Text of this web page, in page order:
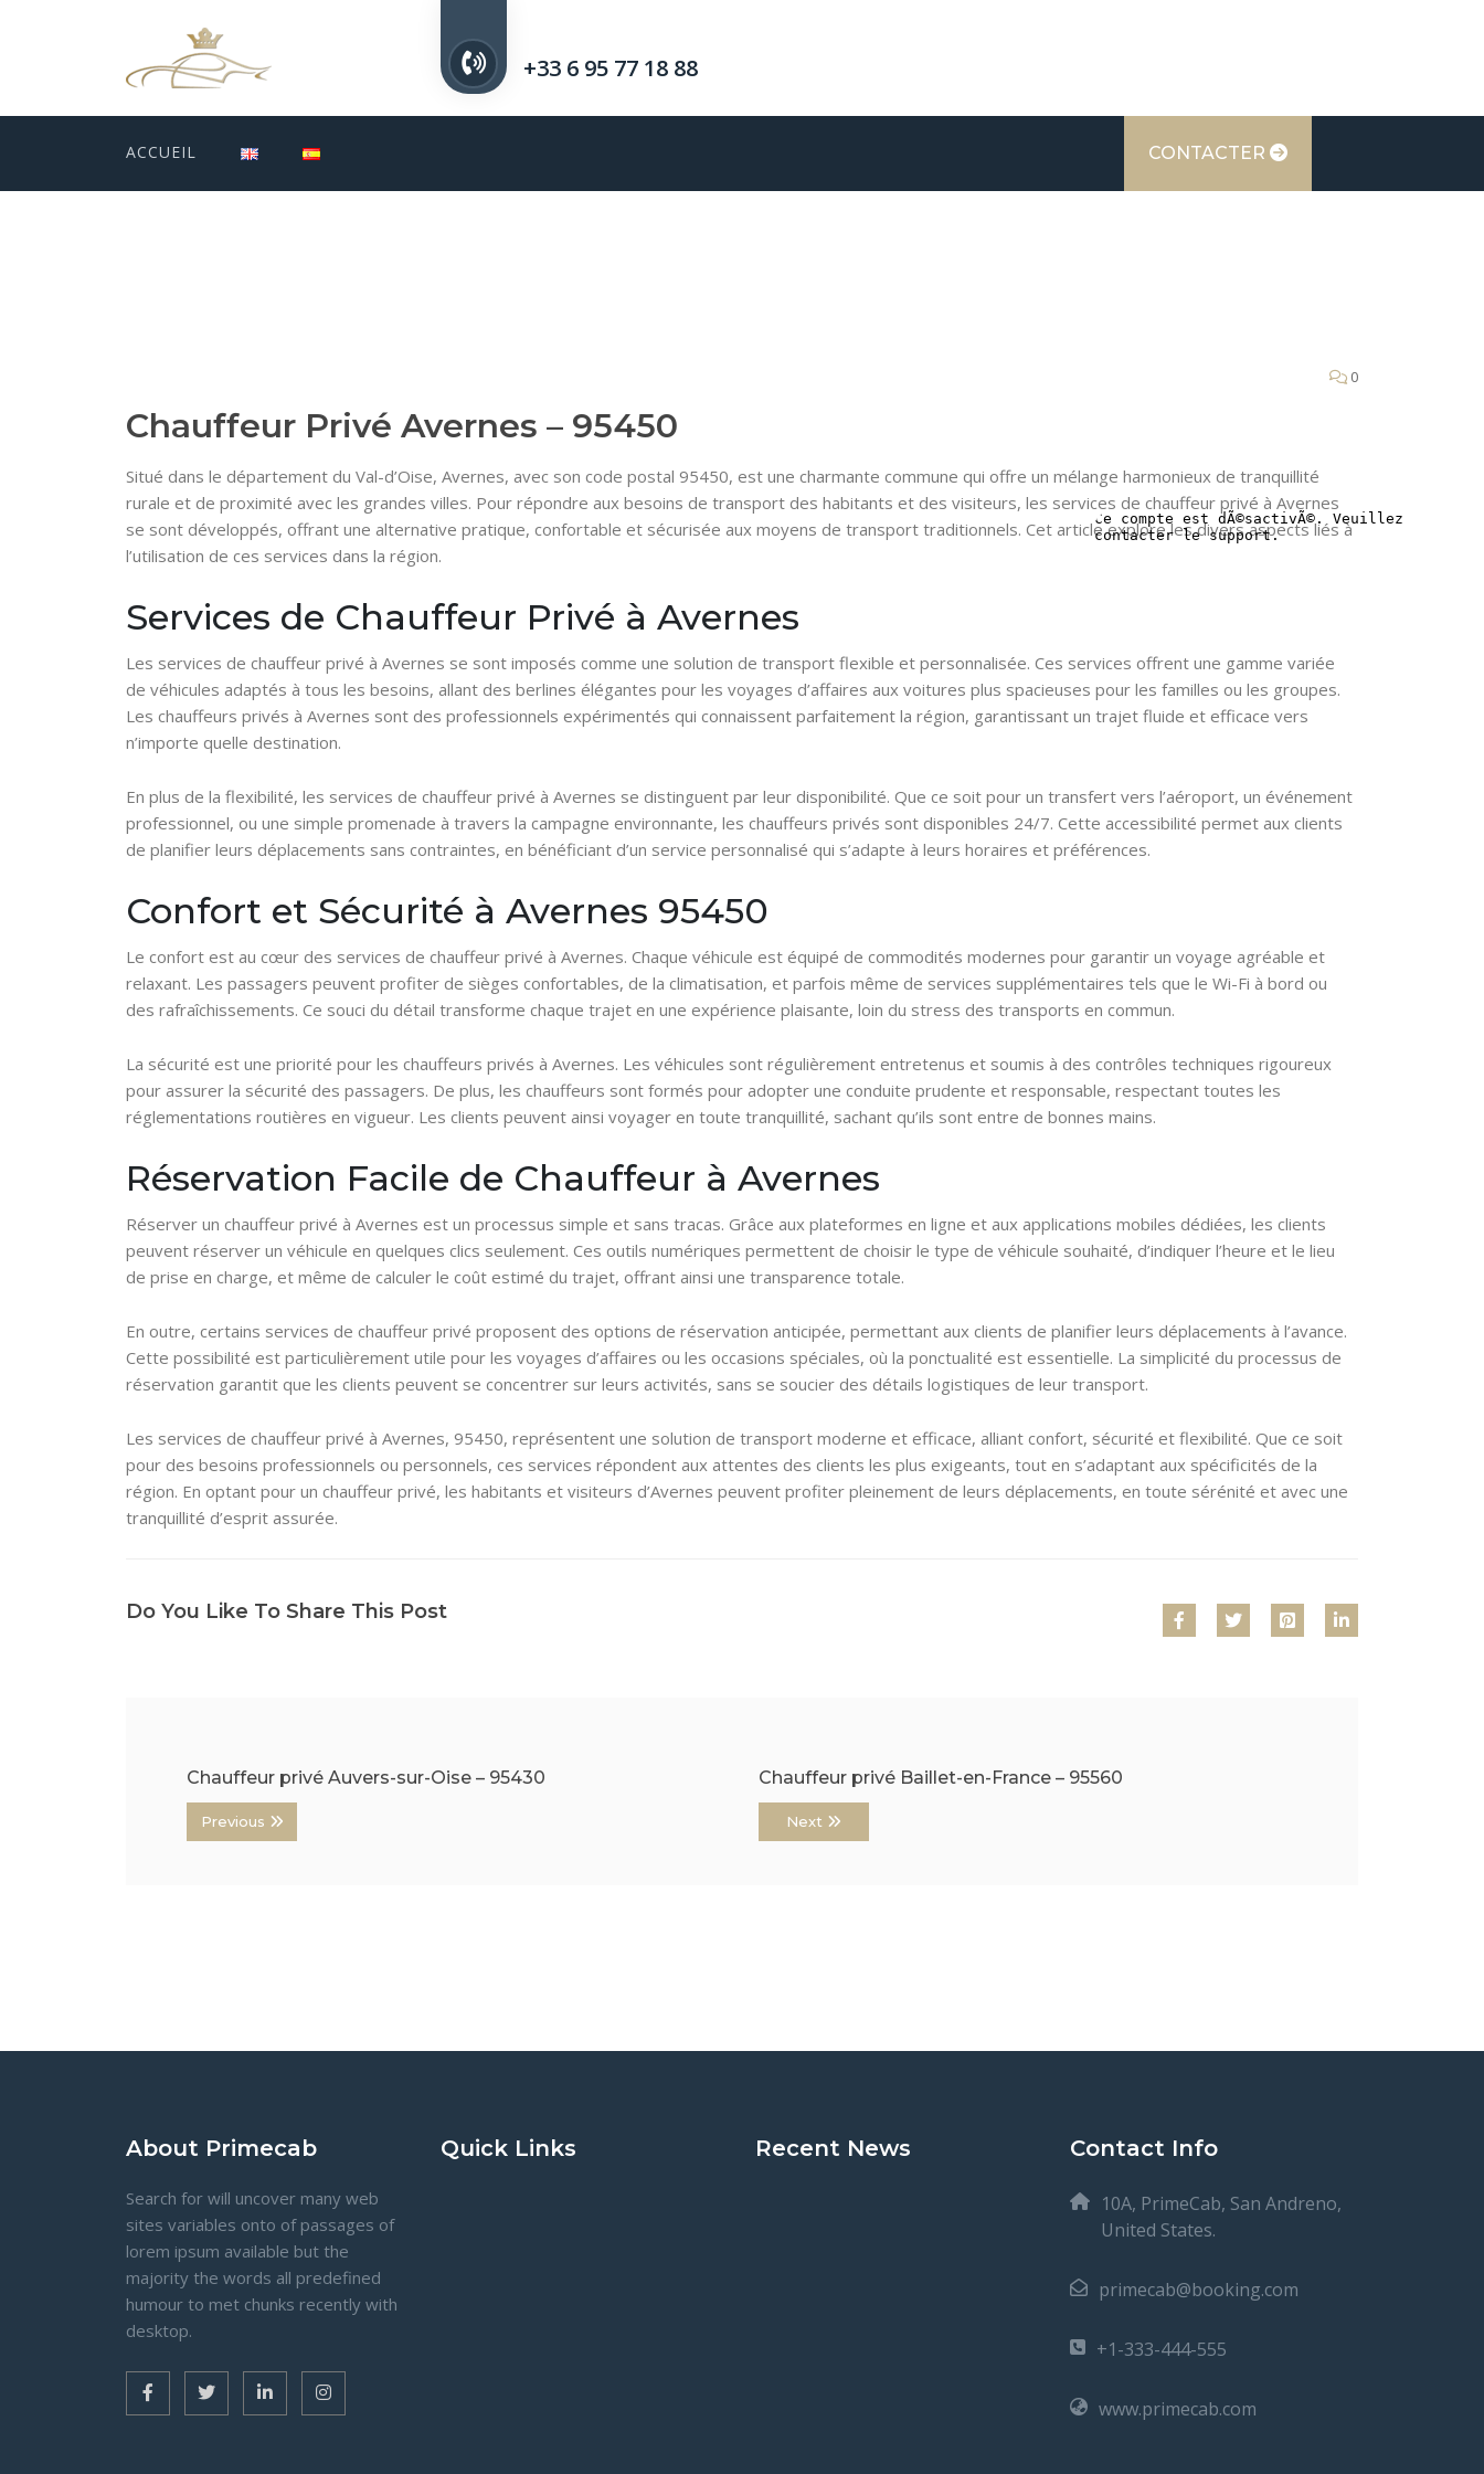
+33 6 95 77 18 88
ACCUEIL CONTACTER
0
Chauffeur Privé Avernes – 95450
Situé dans le département du Val-d’Oise, Avernes, avec son code postal 95450, est une charmante commune qui offre un mélange harmonieux de tranquillité
rurale et de proximité avec les grandes villes. Pour répondre aux besoins de transport des habitants et des visiteurs, les services de chauffeur privé à Avernes
se sont développés, offrant une alternative pratique, confortable et sécurisée aux moyens de transport traditionnels. Cet article explore les divers aspects liés à
l’utilisation de ces services dans la région.
Services de Chauffeur Privé à Avernes
Les services de chauffeur privé à Avernes se sont imposés comme une solution de transport flexible et personnalisée. Ces services offrent une gamme variée
de véhicules adaptés à tous les besoins, allant des berlines élégantes pour les voyages d’affaires aux voitures plus spacieuses pour les familles ou les groupes.
Les chauffeurs privés à Avernes sont des professionnels expérimentés qui connaissent parfaitement la région, garantissant un trajet fluide et efficace vers
n’importe quelle destination.
En plus de la flexibilité, les services de chauffeur privé à Avernes se distinguent par leur disponibilité. Que ce soit pour un transfert vers l’aéroport, un événement
professionnel, ou une simple promenade à travers la campagne environnante, les chauffeurs privés sont disponibles 24/7. Cette accessibilité permet aux clients
de planifier leurs déplacements sans contraintes, en bénéficiant d’un service personnalisé qui s’adapte à leurs horaires et préférences.
Confort et Sécurité à Avernes 95450
Le confort est au cœur des services de chauffeur privé à Avernes. Chaque véhicule est équipé de commodités modernes pour garantir un voyage agréable et
relaxant. Les passagers peuvent profiter de sièges confortables, de la climatisation, et parfois même de services supplémentaires tels que le Wi-Fi à bord ou
des rafraîchissements. Ce souci du détail transforme chaque trajet en une expérience plaisante, loin du stress des transports en commun.
La sécurité est une priorité pour les chauffeurs privés à Avernes. Les véhicules sont régulièrement entretenus et soumis à des contrôles techniques rigoureux
pour assurer la sécurité des passagers. De plus, les chauffeurs sont formés pour adopter une conduite prudente et responsable, respectant toutes les
réglementations routières en vigueur. Les clients peuvent ainsi voyager en toute tranquillité, sachant qu’ils sont entre de bonnes mains.
Réservation Facile de Chauffeur à Avernes
Réserver un chauffeur privé à Avernes est un processus simple et sans tracas. Grâce aux plateformes en ligne et aux applications mobiles dédiées, les clients
peuvent réserver un véhicule en quelques clics seulement. Ces outils numériques permettent de choisir le type de véhicule souhaité, d’indiquer l’heure et le lieu
de prise en charge, et même de calculer le coût estimé du trajet, offrant ainsi une transparence totale.
En outre, certains services de chauffeur privé proposent des options de réservation anticipée, permettant aux clients de planifier leurs déplacements à l’avance.
Cette possibilité est particulièrement utile pour les voyages d’affaires ou les occasions spéciales, où la ponctualité est essentielle. La simplicité du processus de
réservation garantit que les clients peuvent se concentrer sur leurs activités, sans se soucier des détails logistiques de leur transport.
Les services de chauffeur privé à Avernes, 95450, représentent une solution de transport moderne et efficace, alliant confort, sécurité et flexibilité. Que ce soit
pour des besoins professionnels ou personnels, ces services répondent aux attentes des clients les plus exigeants, tout en s’adaptant aux spécificités de la
région. En optant pour un chauffeur privé, les habitants et visiteurs d’Avernes peuvent profiter pleinement de leurs déplacements, en toute sérénité et avec une
tranquillité d’esprit assurée.
Do You Like To Share This Post
Chauffeur privé Auvers-sur-Oise – 95430
Previous
Chauffeur privé Baillet-en-France – 95560
Next
About Primecab
Search for will uncover many web
sites variables onto of passages of
lorem ipsum available but the
majority the words all predefined
humour to met chunks recently with
desktop.
Quick Links Recent News Contact Info
10A, PrimeCab, San Andreno,
United States.
primecab@booking.com
+1-333-444-555
www.primecab.com